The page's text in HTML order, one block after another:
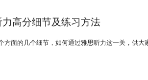
力高分细节及练习方法
面的几个细节，如何通过雅思听力这一关，供大